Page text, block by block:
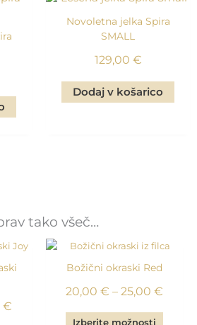
Novoletna jelka Spira
SMALL
129,00 €
Dodaj v košarico
tako všeč…
€Cenovni
Božični okraski Red
20,00 € – 25,00 €
Izberite možnosti
Ta